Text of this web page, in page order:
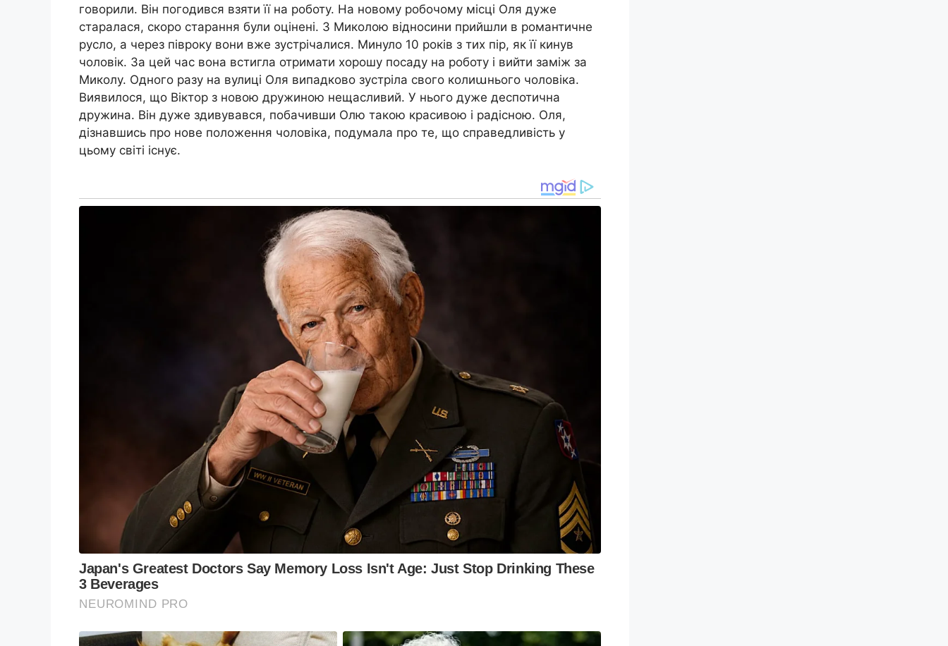
говорили. Він погодився взяти її на роботу. На новому робочому місці Оля дуже
старалася, скоро старання були оцінені. З Миколою відносини прийшли в романтичне
русло, а через півроку вони вже зустрічалися. Минуло 10 років з тих пір, як її кинув
чоловік. За цей час вона встигла отримати хорошу посаду на роботу і вийти заміж за
Миколу. Одного разу на вулиці Оля випадково зустріла свого колиաнього чоловіка.
Виявилося, що Віктор з новою дружиною нещасливий. У нього дуже деспотична
дружина. Він дуже здивувався, побачивши Олю такою красивою і радісною. Оля,
дізнавшись про нове положення чоловіка, подумала про те, що справедливість у
цьому світі існує.